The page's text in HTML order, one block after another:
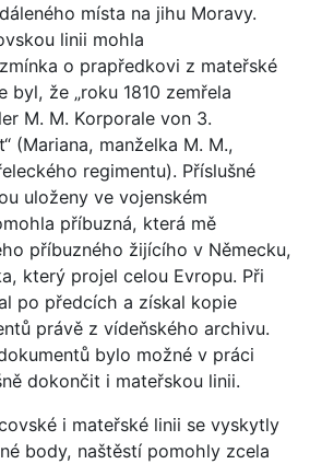
místa na jihu Moravy.
linii mohla
o prapředkovi z mateřské
byl, že „roku 1810 zemřela
M. M. Korporale von 3.
(Mariana, manželka M. M.,
regimentu). Příslušné
uloženy ve vojenském
příbuzná, která mě
příbuzného žijícího v Německu,
který projel celou Evropu. Při
po předcích a získal kopie
právě z vídeňského archivu.
bylo možné v práci
dokončit i mateřskou linii.
i mateřské linii se vyskytly
body, naštěstí pomohly zcela